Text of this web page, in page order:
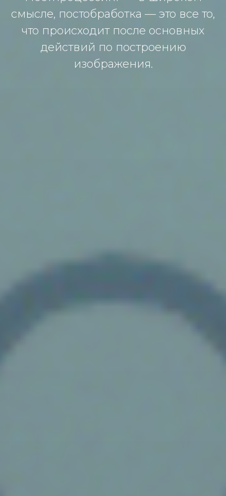
смысле, постобработка — это все то,
что происходит после основных
действий по построению
изображения.